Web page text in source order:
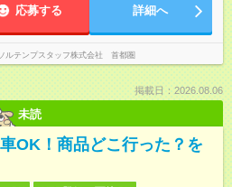
応募する 詳細へ
ルテンプスタッフ株式会社 首都圏
掲載日：2026.08.06
未読
OK！商品どこ行った？を